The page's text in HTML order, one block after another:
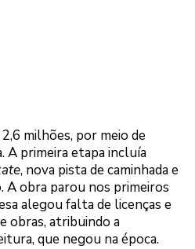
milhões, por meio de
A primeira etapa incluía
, nova pista de caminhada e
A obra parou nos primeiros
alegou falta de licenças e
obras, atribuindo a
que negou na época.